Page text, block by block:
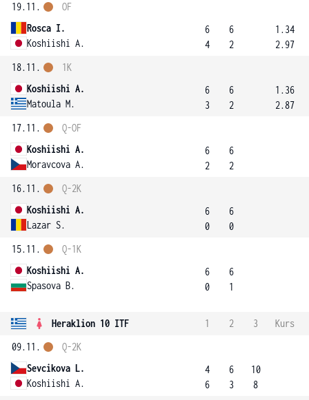
19.11.
Rosca I.
Koshiishi A.
OF
6
4
6
2
1.34
2.97
18.11.
Koshiishi A.
Matoula M.
1K
6
3
6
2
1.36
2.87
17.11.
Koshiishi A.
Moravcova A.
Q-OF
6
2
6
2
16.11.
Koshiishi A.
Lazar S.
Q-2K
6
0
6
0
15.11.
Koshiishi A.
Spasova B.
Q-1K
6
0
6
1
Heraklion 10 ITF 1 2 3
Kurs
09.11.
Sevcikova L.
Koshiishi A.
Q-2K
4
6
6
3
10
8